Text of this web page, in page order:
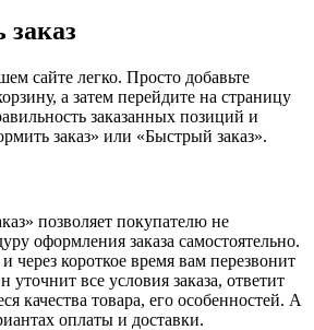
сайте легко. Просто добавьте
а затем перейдите на страницу
заказанных позиций и
заказ» или «Быстрый заказ».
позволяет покупателю не
оформления заказа самостоятельно.
через короткое время вам перезвонит
все условия заказа, ответит
качества товара, его особенностей. А
оплаты и доставки.